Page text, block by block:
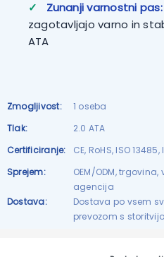
✓
Zunanji varnostni pas:
zagotavljajo varno in
ATA
Zmogljivost:
1 oseba
Tlak:
2.0 ATA
Certificiranje:
CE, RoHS, ISO 13485,
Sprejem:
OEM/ODM,
agencija
Dostava:
Dostava po vsem
prevozom s